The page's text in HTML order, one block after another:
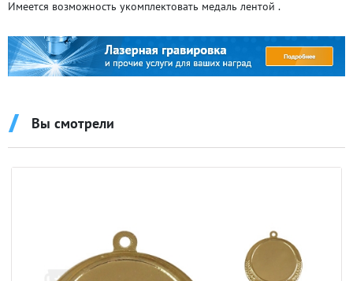
Имеется возможность укомплектовать медаль лентой .
Вы смотрели